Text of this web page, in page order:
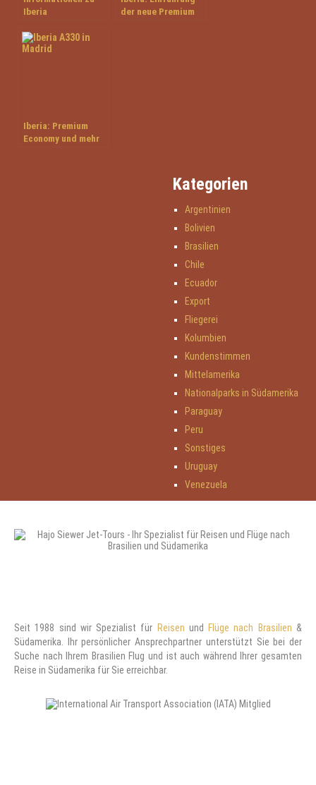
Iberia
der neue Premium
Iberia: Premium
Economy und mehr
Kategorien
Argentinien
Bolivien
Brasilien
Chile
Ecuador
Export
Fliegerei
Kolumbien
Kundenstimmen
Mittelamerika
Nationalparks in Südamerika
Paraguay
Peru
Sonstiges
Uruguay
Venezuela
Seit 1988 sind wir Spezialist für Reisen und Flüge nach Brasilien &
Südamerika. Ihr persönlicher Ansprechpartner unterstützt Sie bei der
Suche nach Ihrem Brasilien Flug und ist auch während Ihrer gesamten
Reise in Südamerika für Sie erreichbar.